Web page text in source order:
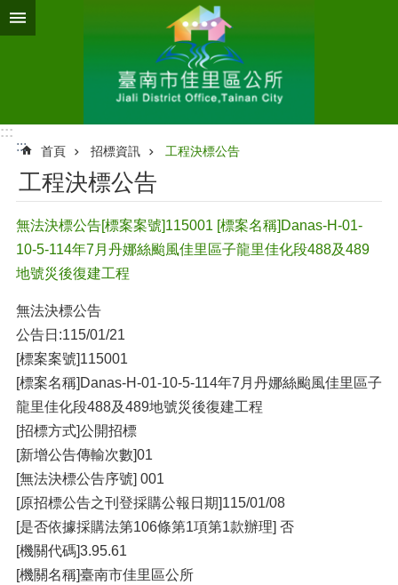
跳到主要內容區塊
:::
:::
首頁 招標資訊 工程決標公告
工程決標公告
無法決標公告[標案案號]115001 [標案名稱]Danas-H-01-
10-5-114年7月丹娜絲颱風佳里區子龍里佳化段488及489
地號災後復建工程
無法決標公告
公告日:115/01/21
[標案案號]115001
[標案名稱]Danas-H-01-10-5-114年7月丹娜絲颱風佳里區子
龍里佳化段488及489地號災後復建工程
[招標方式]公開招標
[新增公告傳輸次數]01
[無法決標公告序號] 001
[原招標公告之刊登採購公報日期]115/01/08
[是否依據採購法第106條第1項第1款辦理] 否
[機關代碼]3.95.61
[機關名稱]臺南市佳里區公所